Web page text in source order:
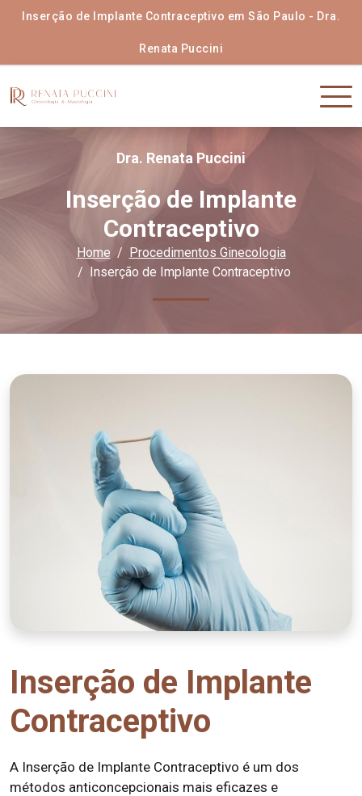
Inserção de Implante Contraceptivo em São Paulo - Dra.
Renata Puccini
Dra. Renata Puccini
Inserção de Implante
Contraceptivo
Home
Procedimentos Ginecologia
Inserção de Implante Contraceptivo
Inserção de Implante
Contraceptivo
A Inserção de Implante Contraceptivo é um dos
métodos anticoncepcionais mais eficazes e